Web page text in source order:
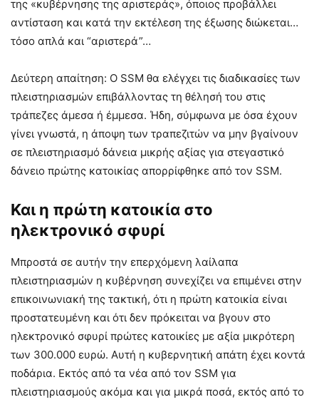
της «κυβέρνησης της αριστεράς», όποιος προβάλλει
αντίσταση και κατά την εκτέλεση της έξωσης διώκεται…
τόσο απλά και “αριστερά”…
Δεύτερη απαίτηση: Ο SSM θα ελέγχει τις διαδικασίες των
πλειστηριασμών επιβάλλοντας τη θέλησή του στις
τράπεζες άμεσα ή έμμεσα. Ήδη, σύμφωνα με όσα έχουν
γίνει γνωστά, η άποψη των τραπεζιτών να μην βγαίνουν
σε πλειστηριασμό δάνεια μικρής αξίας για στεγαστικό
δάνειο πρώτης κατοικίας απορρίφθηκε από τον SSM.
Και η πρώτη κατοικία στο
ηλεκτρονικό σφυρί
Μπροστά σε αυτήν την επερχόμενη λαίλαπα
πλειστηριασμών η κυβέρνηση συνεχίζει να επιμένει στην
επικοινωνιακή της τακτική, ότι η πρώτη κατοικία είναι
προστατευμένη και ότι δεν πρόκειται να βγουν στο
ηλεκτρονικό σφυρί πρώτες κατοικίες με αξία μικρότερη
των 300.000 ευρώ. Αυτή η κυβερνητική απάτη έχει κοντά
ποδάρια. Εκτός από τα νέα από τον SSM για
πλειστηριασμούς ακόμα και για μικρά ποσά, εκτός από το